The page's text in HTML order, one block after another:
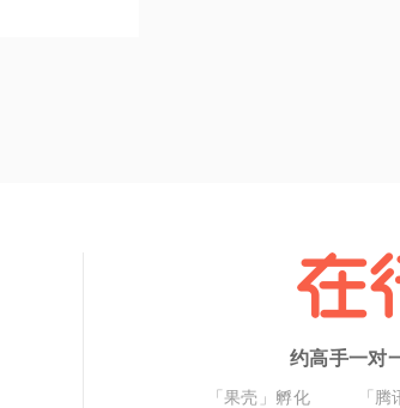
约高手一对
「果壳」孵化 「